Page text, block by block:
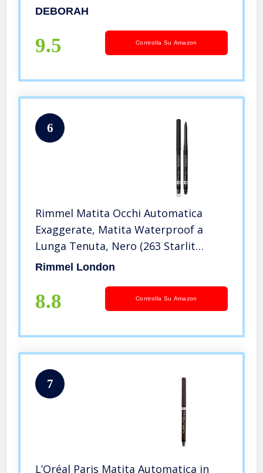
e Ultra-pigmentata, Dona uno
DEBORAH
9.5 Controlla Su Amazon
6
Rimmel Matita Occhi Automatica
Exaggerate, Matita Waterproof a
Lunga Tenuta, Nero (263 Starlit
Black)
Rimmel London
8.8 Controlla Su Amazon
7
L’Oréal Paris Matita Automatica in